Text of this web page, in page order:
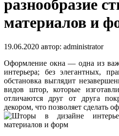
разнообразие
материалов и
19.06.2020 автор: administrator
Оформление окна — одна из
интерьера; без элегантных,
обстановка выглядит
видов штор, которые
отличаются друг от друга
декором, что позволяет сделать